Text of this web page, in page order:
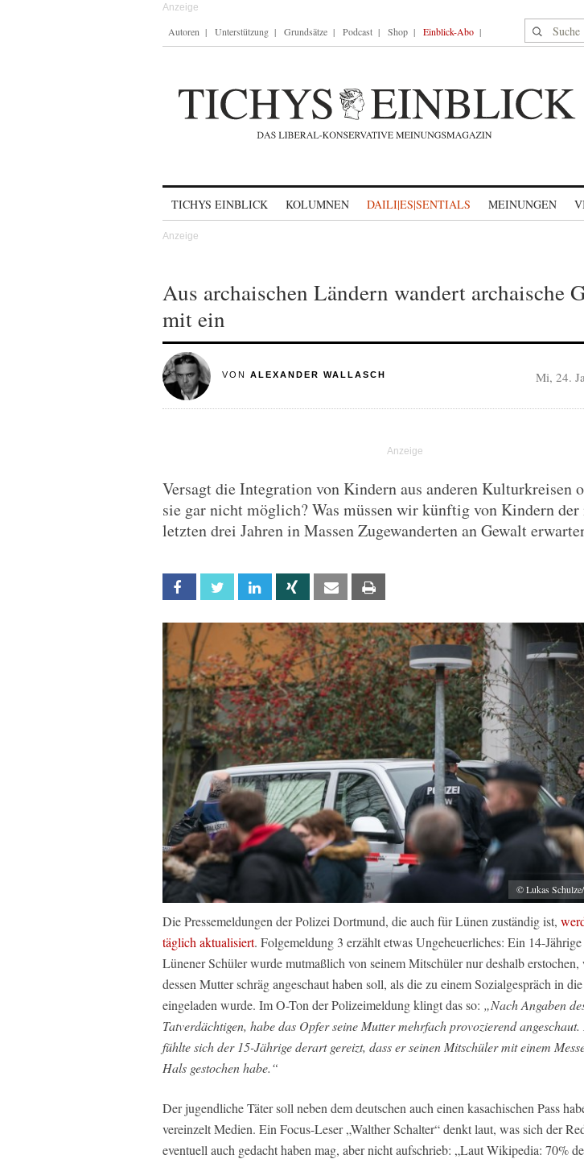
Autoren Unterstützung Grundsätze Podcast Shop Einblick-Abo Suche nach:
TICHYS EINBLICK KOLUMNEN DAILI|ES|SENTIALS MEINUNGEN
Aus archaischen Ländern wandert archaische
mit ein
VON ALEXANDER WALLASCH Mi, 24.
Versagt die Integration von Kindern aus anderen Kulturkreisen
sie gar nicht möglich? Was müssen wir künftig von Kindern der
letzten drei Jahren in Massen Zugewanderten an Gewalt
Facebook Twitter Linkedin Xing Email
© Lukas
Die Pressemeldungen der Polizei Dortmund, die auch für Lünen zuständig ist,
täglich aktualisiert. Folgemeldung 3 erzählt etwas Ungeheuerliches: Ein 14-
Lünener Schüler wurde mutmaßlich von seinem Mitschüler nur deshalb
dessen Mutter schräg angeschaut haben soll, als die zu einem Sozialgespräch in
eingeladen wurde. Im O-Ton der Polizeimeldung klingt das so: „Nach Angaben
Tatverdächtigen, habe das Opfer seine Mutter mehrfach provozierend
fühlte sich der 15-Jährige derart gereizt, dass er seinen Mitschüler mit einem
Hals gestochen habe.“
Der jugendliche Täter soll neben dem deutschen auch einen kasachischen Pass
vereinzelt Medien. Ein Focus-Leser „Walther Schalter“ denkt laut, was sich der
eventuell auch gedacht haben mag, aber nicht aufschrieb: „Laut Wikipedia: 70%